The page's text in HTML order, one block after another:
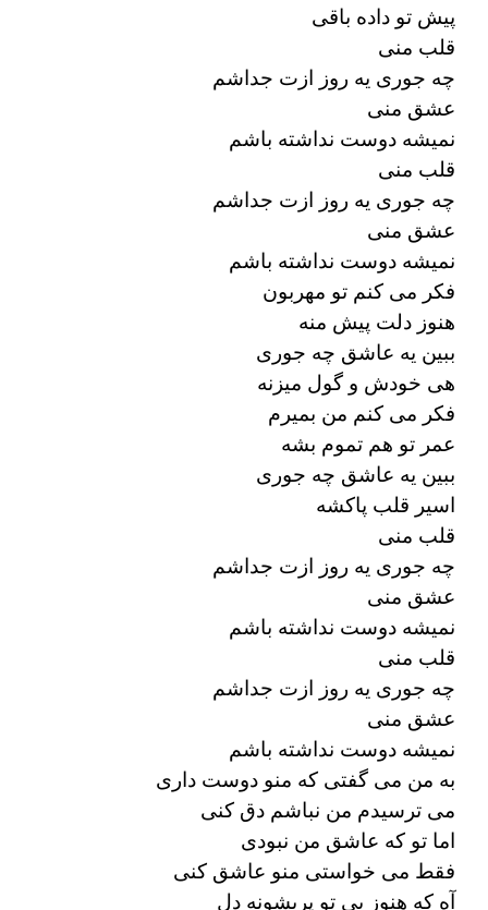
پیش تو داده باقی
قلب منی
چه جوری یه روز ازت جداشم
عشق منی
نمیشه دوست نداشته باشم
قلب منی
چه جوری یه روز ازت جداشم
عشق منی
نمیشه دوست نداشته باشم
فکر می کنم تو مهربون
هنوز دلت پیش منه
ببین یه عاشق چه جوری
هی خودش و گول میزنه
فکر می کنم من بمیرم
عمر تو هم تموم بشه
ببین یه عاشق چه جوری
اسیر قلب پاکشه
قلب منی
چه جوری یه روز ازت جداشم
عشق منی
نمیشه دوست نداشته باشم
قلب منی
چه جوری یه روز ازت جداشم
عشق منی
نمیشه دوست نداشته باشم
به من می گفتی که منو دوست داری
می ترسیدم من نباشم دق کنی
اما تو که عاشق من نبودی
فقط می خواستی منو عاشق کنی
آه که هنوز بی تو پریشونه دل